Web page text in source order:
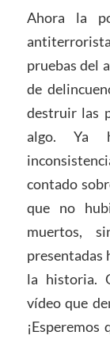
Ahora la
pruebas del
de
destruir las
algo. Ya
contado
que no
muertos,
presentadas
la historia.
vídeo que